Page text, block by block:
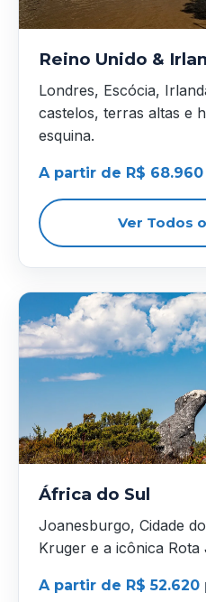
Reino Unido &
Londres, Escócia,
castelos, terras altas e
esquina.
A partir de R$ 68.960
Ver Todos
África do Sul
Joanesburgo, Cidade
Kruger e a icônica Rota
A partir de R$ 52.620